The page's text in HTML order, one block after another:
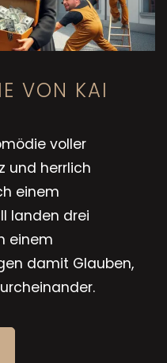
VON KAI
voller
und herrlich
einem
landen drei
einem
damit Glauben,